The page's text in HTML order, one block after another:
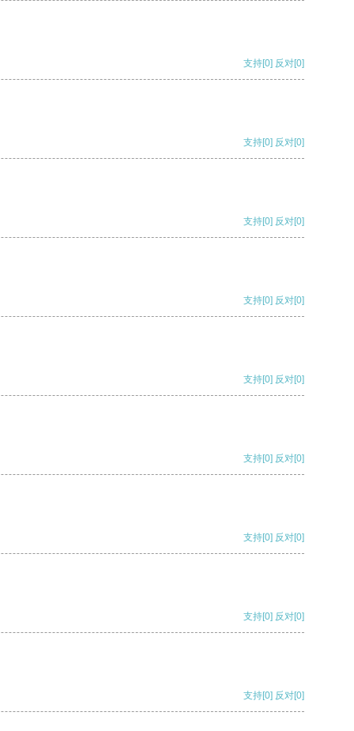
支持[0] 反对[0]
支持[0] 反对[0]
支持[0] 反对[0]
支持[0] 反对[0]
支持[0] 反对[0]
支持[0] 反对[0]
支持[0] 反对[0]
支持[0] 反对[0]
支持[0] 反对[0]